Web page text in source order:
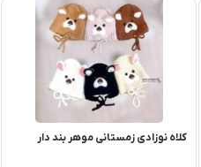
کلاه نوزادی زمستانی موهر بند دار